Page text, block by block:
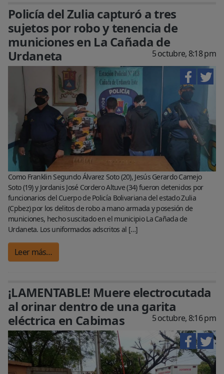
Policía del Zulia capturó a tres
sujetos por robo y tenencia de
municiones en La Cañada de
Urdaneta
5 octubre, 8:18 pm
Como Franklin Segundo Álvarez Soto (20), Jesús Gerardo Camejo
Soto (19) y Jordanis José Cordero Altuve (34) fueron detenidos por
funcionarios del Cuerpo de Policía Bolivariana del estado Zulia
(Cpbez) por los delitos de robo a mano armada y posesión de
municiones, hecho suscitado en el municipio La Cañada de
Urdaneta. Los uniformados adscritos al […]
Leer más…
¡LAMENTABLE! Muere electrocutada
al orinar dentro de una garita
eléctrica en Cabimas
5 octubre, 8:16 pm